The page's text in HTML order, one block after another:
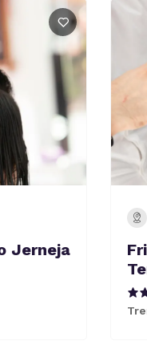
Jerneja